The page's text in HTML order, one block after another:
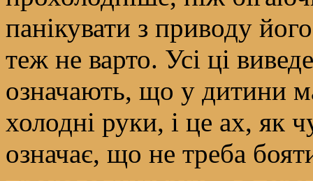
панікувати з приводу
теж не варто. Усі ці
означають, що у дитини
холодні руки, і це ах, як
означає, що не треба